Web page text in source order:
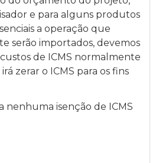
e para alguns produtos
a operação que
serão importados, devemos
de ICMS normalmente
zerar o ICMS para os fins
nenhuma isenção de ICMS